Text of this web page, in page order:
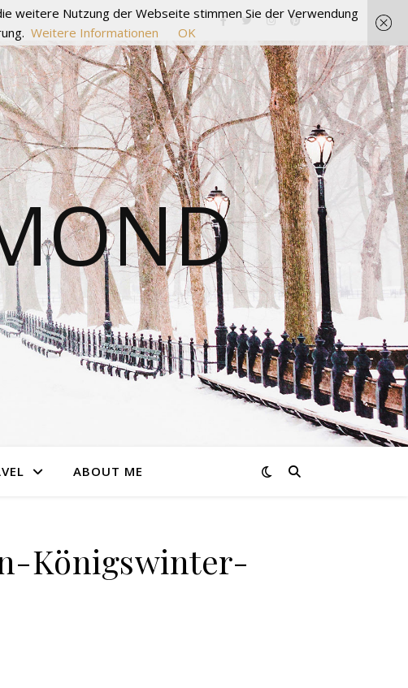
ABOUT ME
Königswinter-
weitere Nutzung der Webseite stimmen Sie der Verwendung
Weitere Informationen OK